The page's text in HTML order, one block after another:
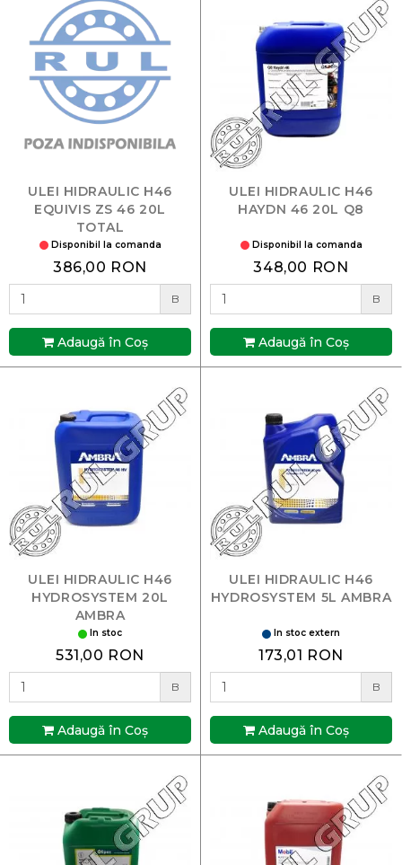
ULEI HIDRAULIC H46
EQUIVIS ZS 46 20L
TOTAL
Disponibil la comanda
386,00 RON
B
Adaugă în Coş
ULEI HIDRAULIC H46
HAYDN 46 20L Q8
Disponibil la comanda
348,00 RON
B
Adaugă în Coş
ULEI HIDRAULIC H46
HYDROSYSTEM 20L
AMBRA
In stoc
531,00 RON
B
Adaugă în Coş
ULEI HIDRAULIC H46
HYDROSYSTEM 5L AMBRA
In stoc extern
173,01 RON
B
Adaugă în Coş